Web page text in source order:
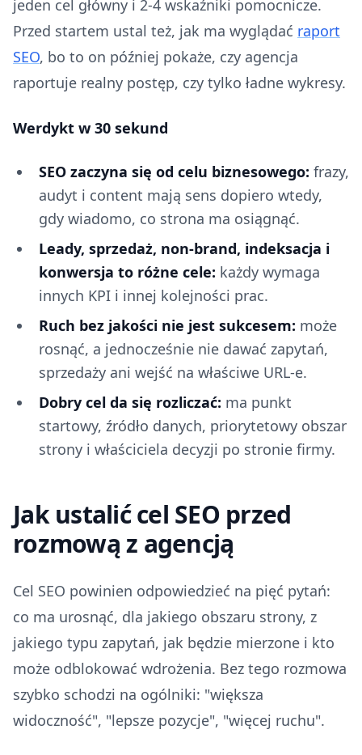
jeden cel główny i 2-4 wskaźniki pomocnicze.
Przed startem ustal też, jak ma wyglądać raport
SEO, bo to on później pokaże, czy agencja
raportuje realny postęp, czy tylko ładne wykresy.
Werdykt w 30 sekund
SEO zaczyna się od celu biznesowego: frazy,
audyt i content mają sens dopiero wtedy,
gdy wiadomo, co strona ma osiągnąć.
Leady, sprzedaż, non-brand, indeksacja i
konwersja to różne cele: każdy wymaga
innych KPI i innej kolejności prac.
Ruch bez jakości nie jest sukcesem: może
rosnąć, a jednocześnie nie dawać zapytań,
sprzedaży ani wejść na właściwe URL-e.
Dobry cel da się rozliczać: ma punkt
startowy, źródło danych, priorytetowy obszar
strony i właściciela decyzji po stronie firmy.
Jak ustalić cel SEO przed
rozmową z agencją
Cel SEO powinien odpowiedzieć na pięć pytań:
co ma urosnąć, dla jakiego obszaru strony, z
jakiego typu zapytań, jak będzie mierzone i kto
może odblokować wdrożenia. Bez tego rozmowa
szybko schodzi na ogólniki: "większa
widoczność", "lepsze pozycje", "więcej ruchu".